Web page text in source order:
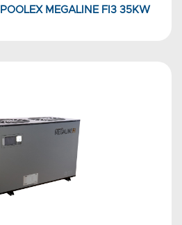
MEGALINE FI3 35KW